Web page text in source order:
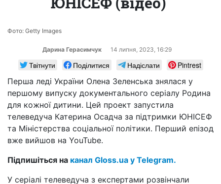
Фото: Getty Images
Дарина Герасимчук 14 липня, 2023, 16:29
Твітнути Поділитися Надіслати
Pintrest
Перша леді України Олена Зеленська знялася у
першому випуску документального серіалу Родина
для кожної дитини. Цей проект запустила
телеведуча Катерина Осадча за підтримки ЮНІСЕФ
та Міністерства соціальної політики. Перший епізод
вже вийшов на YouTube.
Підпишіться на канал Gloss.ua у Telegram.
У серіалі телеведуча з експертами розвінчали